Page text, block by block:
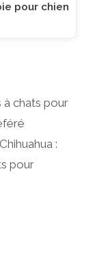
pour chien
à chats pour
:
pour